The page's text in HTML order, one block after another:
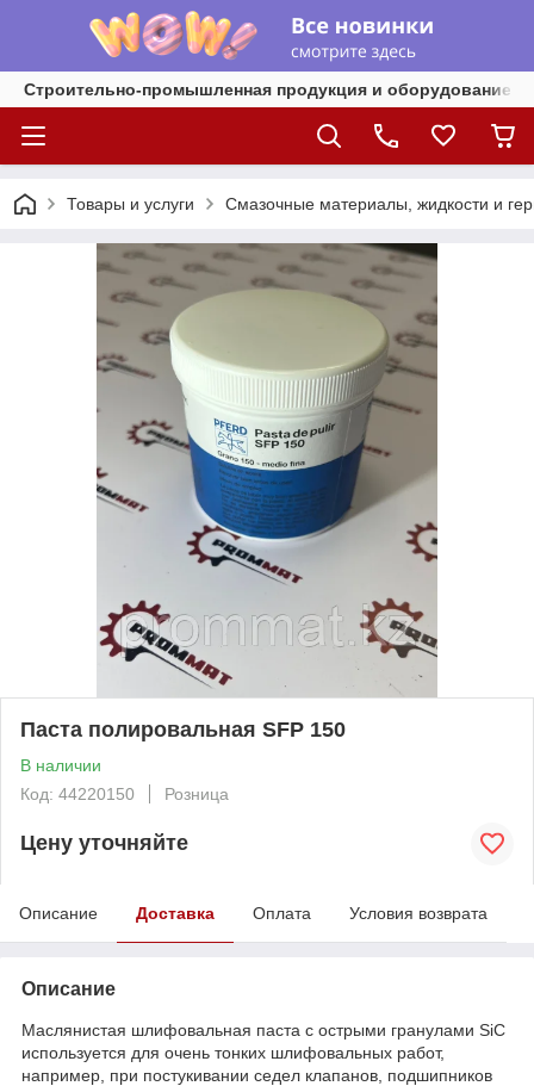
Строительно-промышленная продукция и оборудование
Товары и услуги Смазочные материалы, жидкости и
Паста полировальная SFP 150
В наличии
Код: 44220150
Розница
Цену уточняйте
Описание Доставка Оплата Условия возврата
Описание
Маслянистая шлифовальная паста с острыми гранулами SiC
используется для очень тонких шлифовальных работ,
например, при постукивании седел клапанов, подшипников